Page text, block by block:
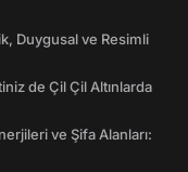
Duygusal ve Resimli
de Çil Çil Altınlarda
ve Şifa Alanları: